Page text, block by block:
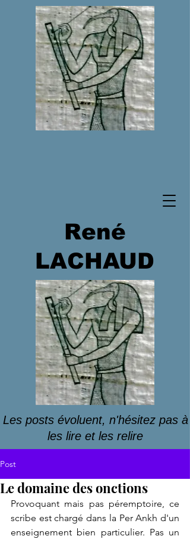
René
LACHAUD
Les posts évoluent, n'hésitez pas à
les lire et les relire
Post
Le domaine des onctions
Provoquant mais pas péremptoire, ce
scribe est chargé dans la Per Ankh d'un
enseignement bien particulier. Pas un